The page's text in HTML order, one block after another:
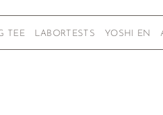
TEE LABORTESTS YOSHI EN